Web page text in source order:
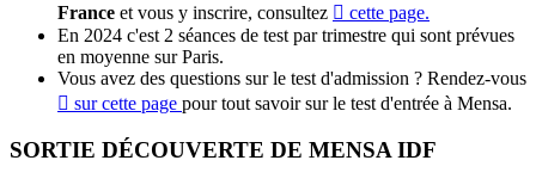
France et vous y inscrire, consultez
cette page.
En 2024 c'est 2 séances de test par trimestre qui sont prévues
en moyenne sur Paris.
Vous avez des questions sur le test d'admission ? Rendez-vous
sur cette page pour tout savoir sur le test d'entrée à Mensa.
SORTIE DÉCOUVERTE DE MENSA IDF